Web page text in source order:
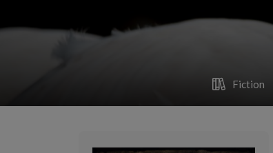
Fiction